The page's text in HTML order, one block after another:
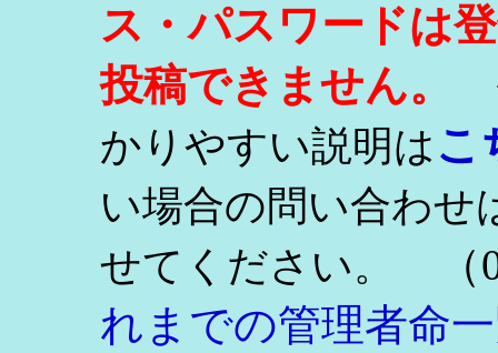
ス・パスワードは
投稿できません。
かりやすい説明はこ
い場合の問い合わせ
せてください。
（
れまでの管理者命